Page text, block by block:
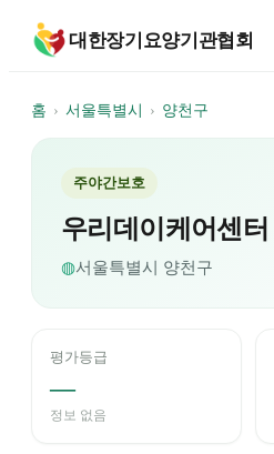
대한장기요양기관협회
홈 › 서울특별시 › 양천구
주야간보호
우리데이케어센터
◍서울특별시 양천구
평가등급
—
정보 없음